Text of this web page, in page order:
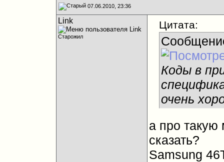
07.06.2010, 23:36
Link
Старожил
Цитата:
Коды в
очень
а про такую
сказать?
Samsung